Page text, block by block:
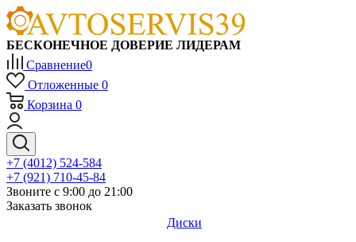
БЕСКОНЕЧНОЕ ДОВЕРИЕ ЛИДЕРАМ
Сравнение0
Отложенные 0
Корзина 0
+7 (4012) 524-584
+7 (921) 710-45-84
Звоните с 9:00 до 21:00
Заказать звонок
Диски